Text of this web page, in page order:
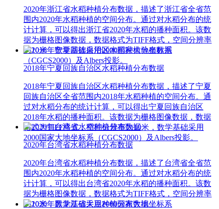
2020年浙江省水稻种植分布数据，描述了浙江省全省范
围内2020年水稻种植的空间分布。通过对水稻分布的统
计计算，可以得出浙江省2020年水稻的播种面积。该数
据为栅格图像数据，数据格式为TIFF格式，空间分辨率
为10米，数学基础采用2000国家大地坐标系
（CGCS2000）及Albers投影。
2018年宁夏回族自治区水稻种植分布数据
2018年宁夏回族自治区水稻种植分布数据，描述了宁夏
回族自治区全省范围内2018年水稻种植的空间分布。通
过对水稻分布的统计计算，可以得出宁夏回族自治区
2018年水稻的播种面积。该数据为栅格图像数据，数据
格式为TIFF格式，空间分辨率为10米，数学基础采用
2000国家大地坐标系（CGCS2000）及Albers投影。
2020年台湾省水稻种植分布数据
2020年台湾省水稻种植分布数据，描述了台湾省全省范
围内2020年水稻种植的空间分布。通过对水稻分布的统
计计算，可以得出台湾省2020年水稻的播种面积。该数
据为栅格图像数据，数据格式为TIFF格式，空间分辨率
为10米，数学基础采用2000国家大地坐标系